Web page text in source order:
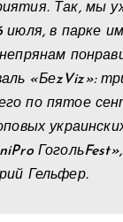
Так, мы
в парке
«БеzViz»:
по пятое
Гельфер.